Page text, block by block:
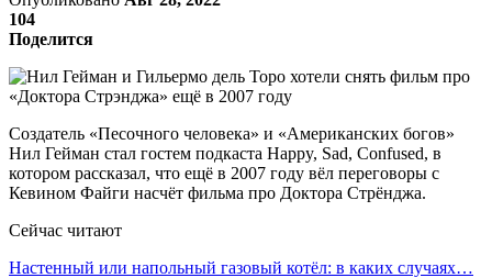
104
Поделится
Создатель «Песочного человека» и «Американских богов»
Нил Гейман стал гостем подкаста Happy, Sad, Confused, в
котором рассказал, что ещё в 2007 году вёл переговоры с
Кевином Файги насчёт фильма про Доктора Стрёнджа.
Сейчас читают
Настенный или напольный газовый котёл: в каких случаях…